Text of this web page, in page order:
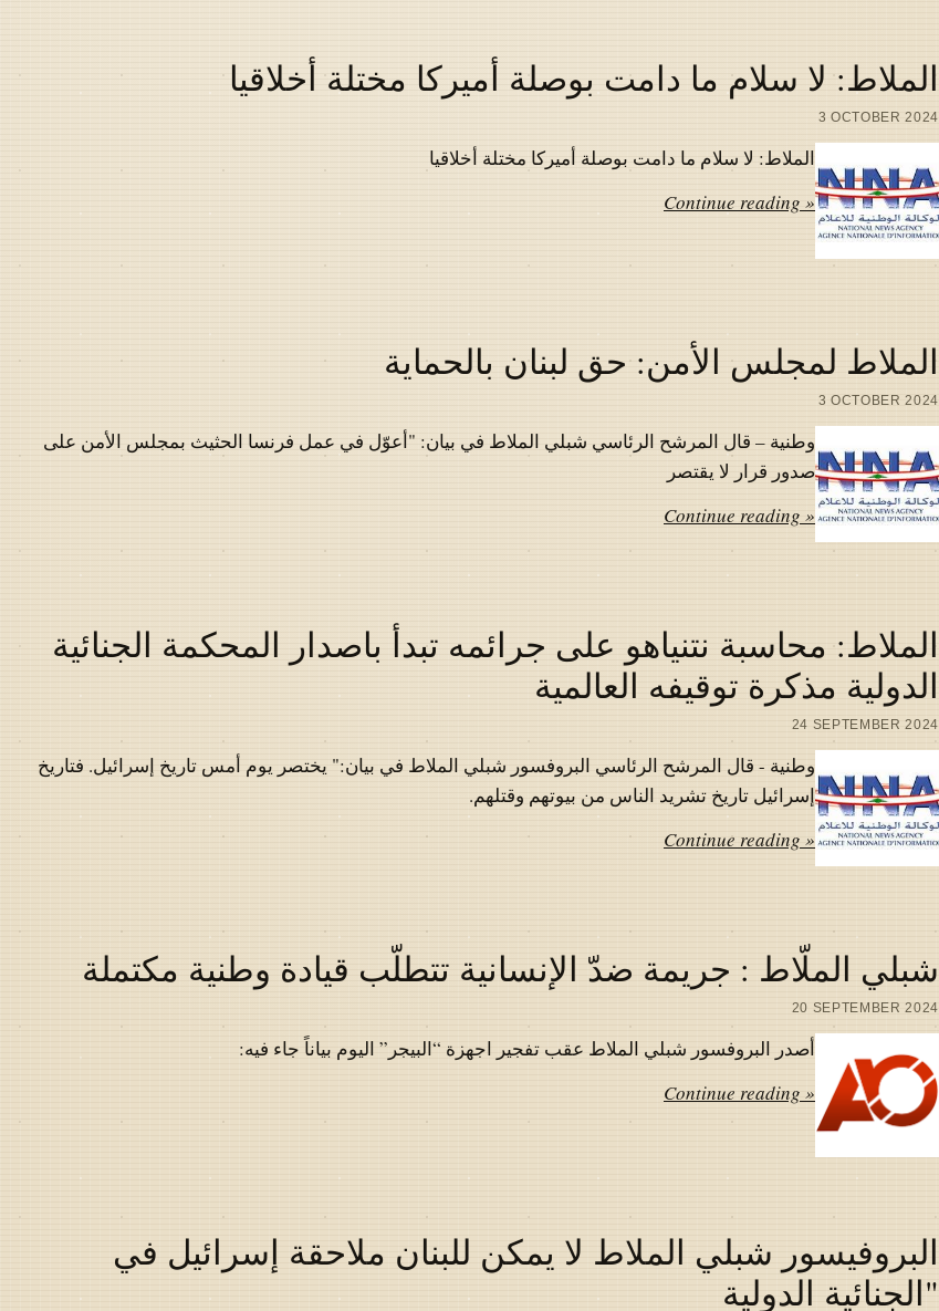
الملاط: لا سلام ما دامت بوصلة أميركا مختلة أخلاقيا
3 OCTOBER 2024
الملاط: لا سلام ما دامت بوصلة أميركا مختلة أخلاقيا
Continue reading »
الملاط لمجلس الأمن: حق لبنان بالحماية
3 OCTOBER 2024
وطنية – قال المرشح الرئاسي شبلي الملاط في بيان: "أعوّل في عمل فرنسا الحثيث بمجلس الأمن على
صدور قرار لا يقتصر
Continue reading »
الملاط: محاسبة نتنياهو على جرائمه تبدأ باصدار المحكمة الجنائية
الدولية مذكرة توقيفه العالمية
24 SEPTEMBER 2024
وطنية - قال المرشح الرئاسي البروفسور شبلي الملاط في بيان:" يختصر يوم أمس تاريخ إسرائيل. فتاريخ
إسرائيل تاريخ تشريد الناس من بيوتهم وقتلهم.
Continue reading »
شبلي الملّاط : جريمة ضدّ الإنسانية تتطلّب قيادة وطنية مكتملة
20 SEPTEMBER 2024
أصدر البروفسور شبلي الملاط عقب تفجير اجهزة “البيجر” اليوم بياناً جاء فيه:
Continue reading »
البروفيسور شبلي الملاط لا يمكن للبنان ملاحقة إسرائيل في
"الجنائية الدولية